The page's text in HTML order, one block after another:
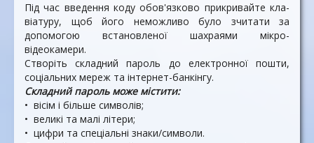
Під час введення коду обов'язково прикривайте кла­
віатуру, щоб його неможли­во було зчитати за
допомогою встановленої шахраями мікро-
відеокамери.
Створіть складний пароль до електронної пошти,
соціальних мереж та інтернет-банкінгу.
Складний пароль може містити:
• вісім і більше символів;
• великі та малі літери;
• цифри та спеціальні знаки/символи.